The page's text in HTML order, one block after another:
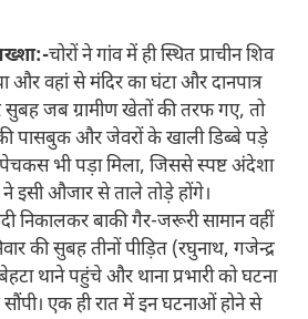
चोरों ने गांव में ही स्थित प्राचीन शिव
और वहां से मंदिर का घंटा और दानपात्र
जब ग्रामीण खेतों की तरफ गए, तो
पासबुक और जेवरों के खाली डिब्बे पड़े
भी पड़ा मिला, जिससे स्पष्ट अंदेशा
ने इसी औजार से ताले तोड़े होंगे।
निकालकर बाकी गैर-जरूरी सामान वहीं
की सुबह तीनों पीड़ित (रघुनाथ, गजेन्द्र
थाने पहुंचे और थाना प्रभारी को घटना
एक ही रात में इन घटनाओं होने से